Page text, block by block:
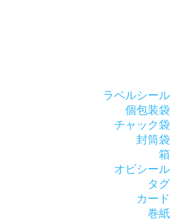
ラベルシール
個包装袋
チャック袋
封筒袋
箱
オビシール
タグ
カード
巻紙